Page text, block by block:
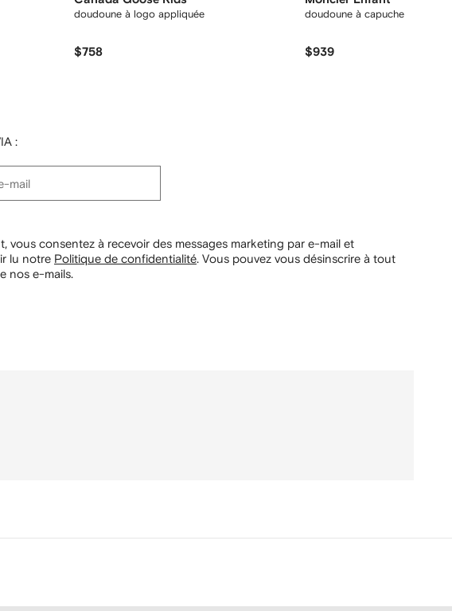
doudoune à logo appliquée
$758
doudoune à capuche
$939
:
vous consentez à recevoir des messages marketing par e-mail et
lu notre Politique de confidentialité. Vous pouvez vous désinscrire à tout
nos e-mails.